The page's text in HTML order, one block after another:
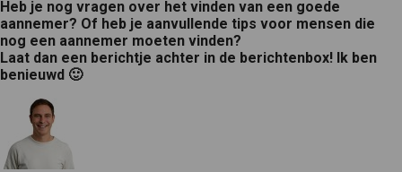
Heb je nog vragen over het vinden van een goede
aannemer? Of heb je aanvullende tips voor mensen die
nog een aannemer moeten vinden?
Laat dan een berichtje achter in de berichtenbox! Ik ben
benieuwd 🙂